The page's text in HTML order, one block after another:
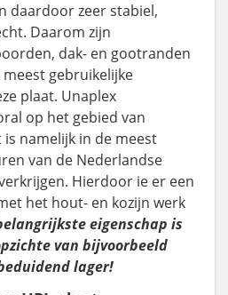
daardoor zeer stabiel,
Daarom zijn
dak- en gootranden
gebruikelijke
plaat. Unaplex
op het gebied van
namelijk in de meest
van de Nederlandse
Hierdoor ie er een
het hout- en kozijn werk
eigenschap is
van bijvoorbeeld
lager!